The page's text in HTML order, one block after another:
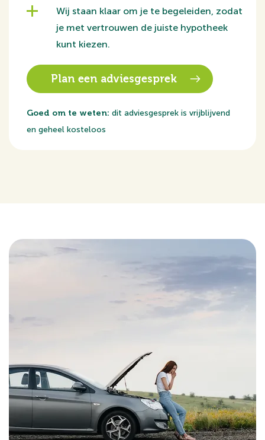
voor optimale lichtinval en een aangrenzende
inloopkast van ca. 5 m²;
Slaapkamer II (ca. 21 m²): eveneens zeer ruim bemeten,
airconditioning.
De badkamer (2019) is modern afgewerkt en uitgerust
met een inloopdouche en een dubbel wastafelmeubel.
voorzien van dakramen. De ruime overloop (ca. 8 m²) is
praktisch in te richten als werk- of hobbyruimte.
De achtertuin is gelegen op het oosten en verzorgd
vrijstaande houten berging (ca. 13 m²) voorzien van
elektra. Via de berging is de achterom bereikbaar, die
leidt naar het naastgelegen parkeerterrein. Aan de
voorzijde bevindt zich een nette voortuin die direct
grenst aan het openbare groen.
Wij staan klaar om je te begeleiden, zodat
je met vertrouwen de juiste hypotheek
kunt kiezen.
Plan een adviesgesprek
Goed om te weten: dit adviesgesprek is vrijblijvend
en geheel kosteloos